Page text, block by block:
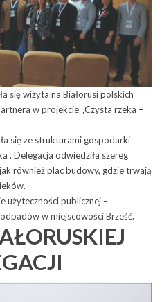
się wizyta na Białorusi polskich
w projekcie „Czysta rzeka –
się ze strukturami gospodarki
. Delegacja odwiedziła szereg
również plac budowy, gdzie trwają
użyteczności publicznej –
w miejscowości Brześć.